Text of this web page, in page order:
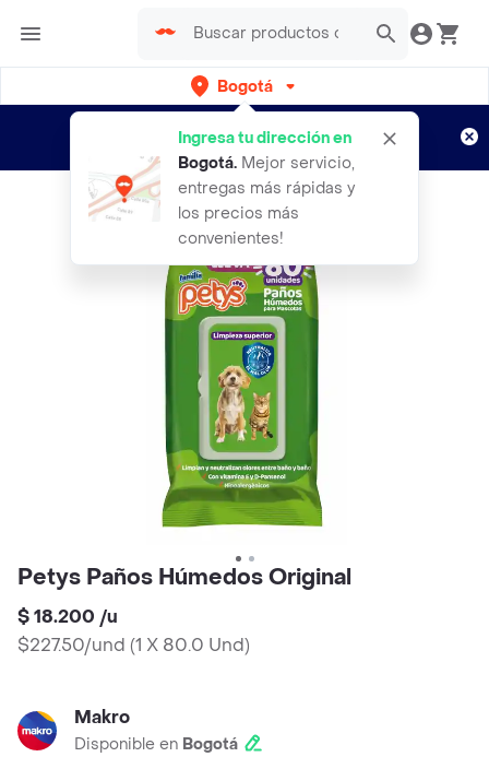
Bogotá
Ingresa tu dirección en
Bogotá. Mejor servicio,
entregas más rápidas y
los precios más
convenientes!
envíos gratis por semanas
Aplican TyC
Petys Paños Húmedos Original
$ 18.200 /u
$227.50/und (1 X 80.0 Und)
Makro
Disponible en Bogotá